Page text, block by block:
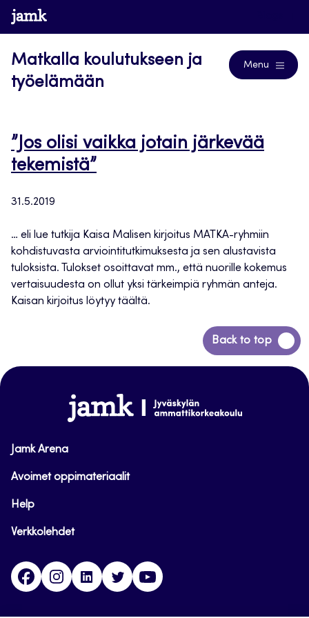
Siirry
suoraan
www.jamk.fi
Matkalla koulutukseen ja
työelämään
Menu
”Jos olisi vaikka jotain järkevää
tekemistä”
31.5.2019
… eli lue tutkija Kaisa Malisen kirjoitus MATKA-ryhmiin
kohdistuvasta arviointitutkimuksesta ja sen alustavista
tuloksista. Tulokset osoittavat mm., että nuorille kokemus
vertaisuudesta on ollut yksi tärkeimpiä ryhmän anteja.
Kaisan kirjoitus löytyy täältä.
Back to top
Siirry
takaisin
www.jamk.fi
Jamk Arena
Avoimet oppimateriaalit
Help
Verkkolehdet
FacebookInstagramLinkedinTwitter